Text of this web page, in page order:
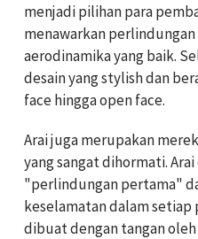
menjadi pilihan para
menawarkan
aerodinamika yang baik.
desain yang stylish dan
face hingga open face.
Arai juga merupakan
yang sangat dihormati.
"perlindungan pertama"
keselamatan dalam setiap
dibuat dengan tangan oleh